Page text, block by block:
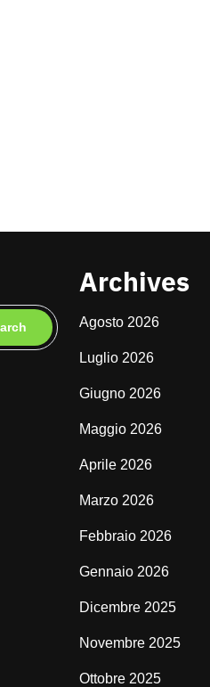
Archives
Agosto 2026
Luglio 2026
Giugno 2026
Maggio 2026
Aprile 2026
Marzo 2026
Febbraio 2026
Gennaio 2026
Dicembre 2025
Novembre 2025
Ottobre 2025